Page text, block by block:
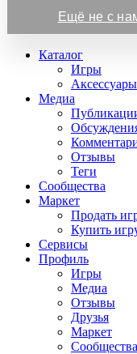
Ещё не с
Каталог
Игры
Аксессуары
Медиа
Отзывы
Теги
Сообщества
Маркет
Продать
Купить
Сервисы
Профиль
Игры
Медиа
Отзывы
Друзья
Маркет
Сообщества